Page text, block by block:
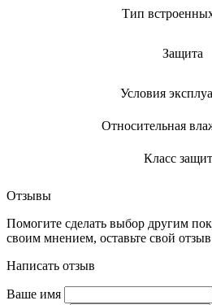
Тип
Защита
Условия
Относительная
Класс
Отзывы
Помогите сделать выбор другим
своим мнением, оставьте свой отзыв
Написать отзыв
Ваше имя